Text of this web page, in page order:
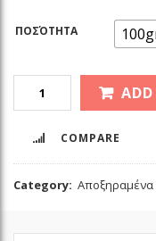
ΠΟΣΌΤΗΤΑ
COMPARE
Category: